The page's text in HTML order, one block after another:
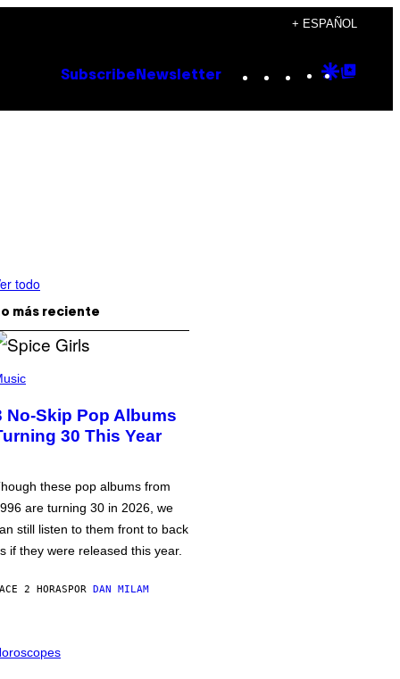
+ ESPAÑOL
Subscribe Newsletter Instagram
TikTok
YouTube
Google
todo
más reciente
No-Skip Pop Albums
30 This Year
these pop albums from
are turning 30 in 2026, we
still listen to them front to back
if they were released this year.
2 HORASPOR DAN MILAM